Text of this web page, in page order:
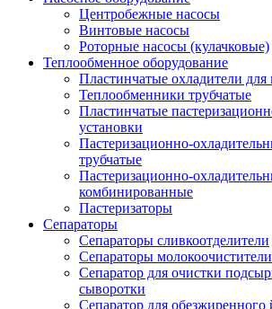
Центробежные насосы
Винтовые насосы
Роторные насосы (кулачковые)
Теплообменное оборудование
Пластинчатые охладители для
Теплообменники трубчатые
Пластинчатые
установки
Пастеризационно-
трубчатые
Пастеризационно-
комбинированные
Пастеризаторы
Сепараторы
Сепараторы сливкоотделители
Сепараторы молокоочистители
Сепаратор для очистки
сыворотки
Сепаратор для обезжиренного